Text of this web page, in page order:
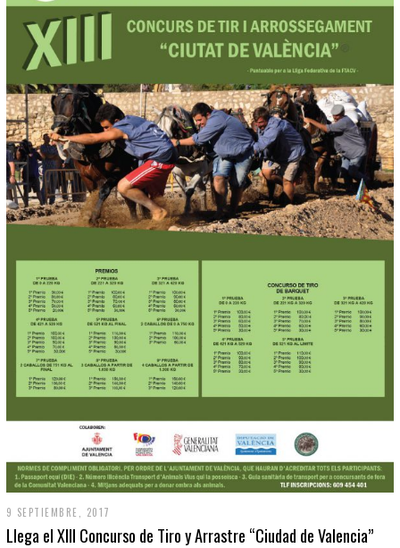
9 SEPTIEMBRE, 2017
Llega el XIII Concurso de Tiro y Arrastre “Ciudad de Valencia”